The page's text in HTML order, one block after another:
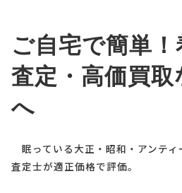
ご自宅で簡単
査定・高価買
へ
眠っている大正・昭和・アンテ
査定士が適正価格で評価。